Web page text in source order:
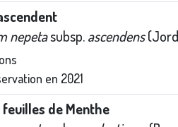
nepetasubsp.ascendens
en 2021
de Menthe